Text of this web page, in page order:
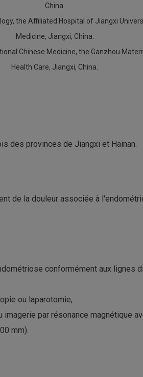
China.
the Affiliated Hospital of Jiangxi
Medicine, Jiangxi, China.
Chinese Medicine, the Ganzhou
Health Care, Jiangxi, China.
des provinces de Jiangxi et Hainan.
de la douleur associée à
conformément aux lignes
ou laparotomie,
par résonance magnétique
mm).